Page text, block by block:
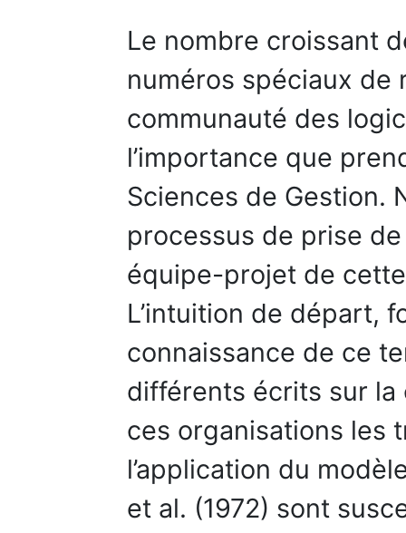
Le nombre croissant
numéros spéciaux de
communauté des
l’importance que
Sciences de Gestion.
processus de prise
équipe-projet de
L’intuition de départ,
connaissance de ce
différents écrits sur la
ces organisations les
l’application du
et al. (1972) sont